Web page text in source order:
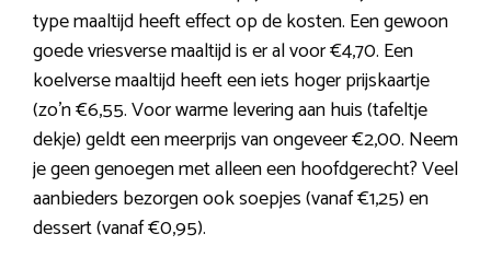
type maaltijd heeft effect op de kosten. Een gewoon
goede vriesverse maaltijd is er al voor €4,70. Een
koelverse maaltijd heeft een iets hoger prijskaartje
(zo’n €6,55. Voor warme levering aan huis (tafeltje
dekje) geldt een meerprijs van ongeveer €2,00. Neem
je geen genoegen met alleen een hoofdgerecht? Veel
aanbieders bezorgen ook soepjes (vanaf €1,25) en
dessert (vanaf €0,95).